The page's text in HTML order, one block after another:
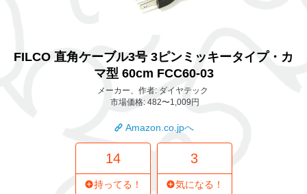
FILCO 直角ケーブル3号 3ピンミッキータイプ・カ
マ型 60cm FCC60-03
メーカー、作者: ダイヤテック
市場価格: 482〜1,009円
Amazon.co.jpへ
14
持ってる！
3
気になる！